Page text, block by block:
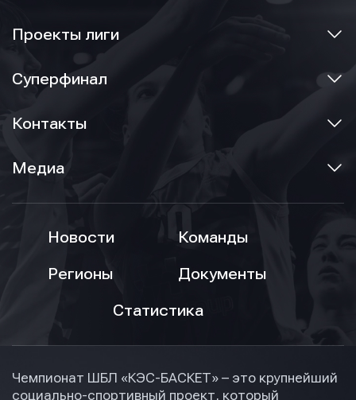
Проекты лиги
Суперфинал
Контакты
Медиа
Новости
Команды
Регионы
Документы
Статистика
Чемпионат ШБЛ «КЭС-БАСКЕТ» – это крупнейший
социально-спортивный проект, который